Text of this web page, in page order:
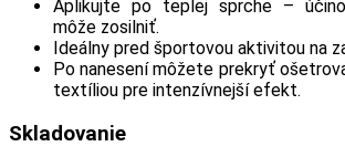
Aplikujte po teplej sprche –
môže zosilniť.
Ideálny pred športovou aktivitou na
Po nanesení môžete prekryť
textíliou pre intenzívnejší efekt.
Skladovanie